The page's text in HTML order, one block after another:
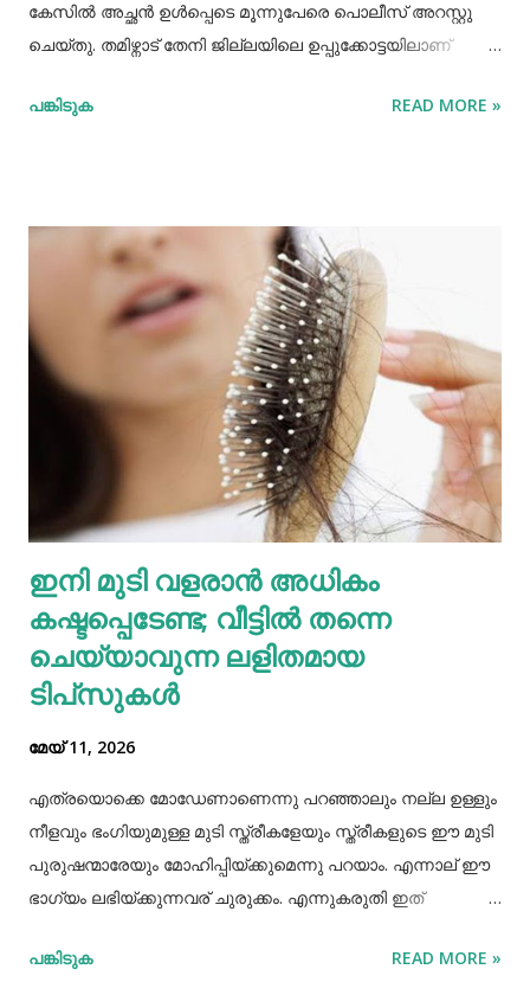
കേസില്‍ അച്ഛൻ ഉള്‍പ്പെടെ മൂന്നുപേരെ പൊലീസ് അറസ്റ്റു
ചെയ്തു. തമിഴ്നാട് തേനി ജില്ലയിലെ ഉപ്പുക്കോട്ടയിലാണ്
സ്വദേശികളായ ദമ്ബതികളുമാണ് അറസ്റ്റിലായത്. തേനി
സമയവും മദ്യലഹരിയിലും. തന്‍റെ കുഞ്ഞിനെ ഒരു ലക്ഷം
രൂപക്ക് വില്‍പ്പന നടത്തിയതായി അച്ഛൻ
മദ്യലഹരിയിലിരിക്കെ സമീപവാസികളിലൊരാളോട് പറഞ്ഞു.
ഇതോടെയാണ് വിവരം പുറത്തറിഞ്ഞത്. തുടർന്ന്
അയല്‍വാസി പൊലീസിലും ചൈല്‍ഡ് ലൈനിലും വിവരം
അറിയിക്കുകയായിരുന്നു. പൊലീസെത്തി അച്ഛനെയും
അമ്മയെയും മുത്തശ്ശിയെയും ചോദ്യം ചെയ്തു.
മധുരയിലുള്ള ബന്ധുവിന് കുട്ടികളില്ലാത്തതിനാല്‍
വളർത്താൻ ഏല്‍പ്പിച്ചുവെന്നാണ് അച്ഛൻ പൊലീസിനോട്
ആദ്യം പറഞ്ഞത്. പോലീസ് മധുരയിലെത്തി പരിശോധന
നടത്തിയെങ്കിലും കുഞ്ഞ് അവിടെയില്ലെന്ന് കണ്ടെത്തി.
തുടർന്ന് അച്ഛനെ വീണ്ടും വിശദമായി ചോദ്യം ചെയ്തു.
തുടർന്ന് നടത...
പങ്കിടുക READ MORE »
ഇനി മുടി വളരാൻ അധികം
കഷ്ടപ്പെടേണ്ട; വീട്ടിൽ തന്നെ
ചെയ്യാവുന്ന ലളിതമായ
ടിപ്‌സുകൾ
മേയ് 11, 2026
എത്രയൊക്കെ മോഡേണാണെന്നു പറഞ്ഞാലും നല്ല ഉള്ളും
നീളവും ഭംഗിയുമുള്ള മുടി സ്ത്രീകളേയും സ്ത്രീകളുടെ ഈ മുടി
പുരുഷന്മാരേയും മോഹിപ്പിയ്ക്കുമെന്നു പറയാം. എന്നാല് ഈ
ഭാഗ്യം ലഭിയ്ക്കുന്നവര് ചുരുക്കം. എന്നുകരുതി ഇത്
സഹായിക്കുന്ന ചില വഴികളെക്കുറിച്ചറിയൂ,മുടി വളര്‍ച്ചയ്ക്ക്
പങ്കിടുക READ MORE »